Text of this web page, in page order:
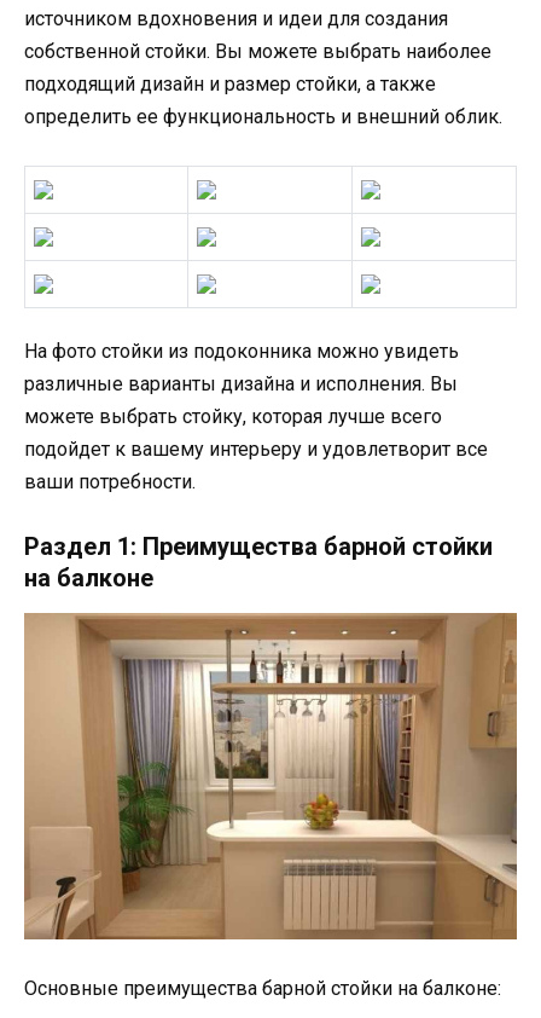
источником вдохновения и идеи для создания
собственной стойки. Вы можете выбрать наиболее
подходящий дизайн и размер стойки, а также
определить ее функциональность и внешний облик.
На фото стойки из подоконника можно увидеть
различные варианты дизайна и исполнения. Вы
можете выбрать стойку, которая лучше всего
подойдет к вашему интерьеру и удовлетворит все
ваши потребности.
Раздел 1: Преимущества барной стойки
на балконе
Основные преимущества барной стойки на балконе: